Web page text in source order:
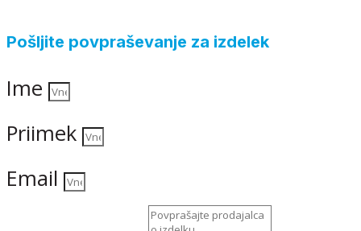
Pošljite povpraševanje za izdelek
Ime
Priimek
Email